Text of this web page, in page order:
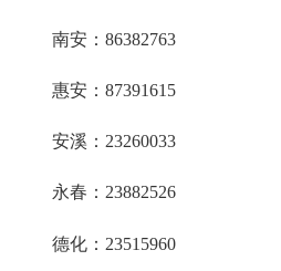
南安：86382763
惠安：87391615
安溪：23260033
永春：23882526
德化：23515960